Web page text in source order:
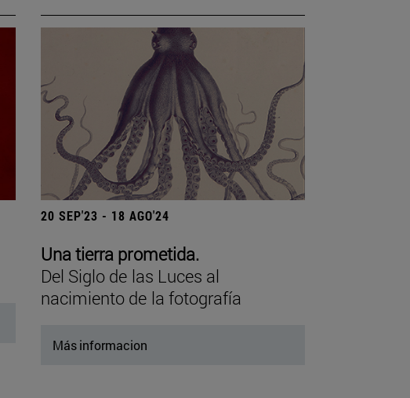
20 SEP'23 - 18 AGO'24
Una tierra prometida.
Del Siglo de las Luces al
nacimiento de la fotografía
Más informacion